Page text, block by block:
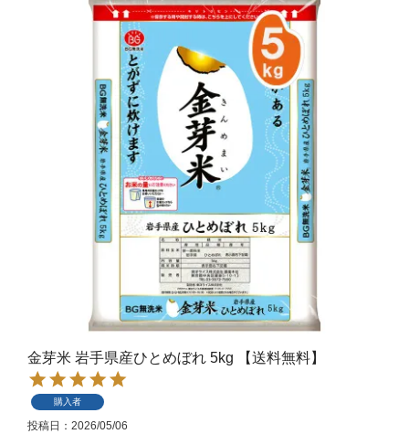
金芽米 岩手県産ひとめぼれ 5kg 【送料無料】
購入者
投稿日 2026/05/06